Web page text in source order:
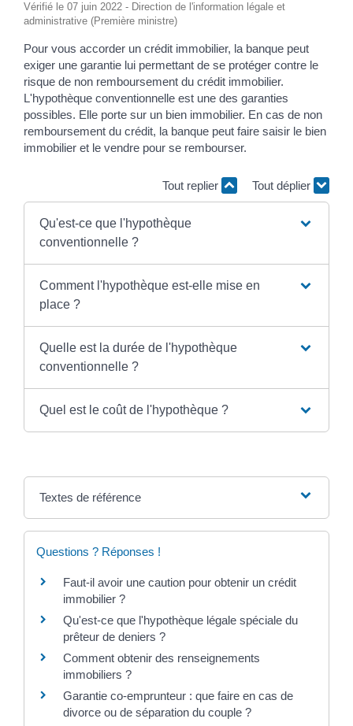
Vérifié le 07 juin 2022 - Direction de l'information légale et
administrative (Première ministre)
Pour vous accorder un crédit immobilier, la banque peut
exiger une garantie lui permettant de se protéger contre le
risque de non remboursement du crédit immobilier.
L'hypothèque conventionnelle est une des garanties
possibles. Elle porte sur un bien immobilier. En cas de non
remboursement du crédit, la banque peut faire saisir le bien
immobilier et le vendre pour se rembourser.
Tout replier Tout déplier
Qu'est-ce que l'hypothèque
conventionnelle ?
Comment l'hypothèque est-elle mise en
place ?
Quelle est la durée de l'hypothèque
conventionnelle ?
Quel est le coût de l'hypothèque ?
Textes de référence
Questions ? Réponses !
Faut-il avoir une caution pour obtenir un crédit
immobilier ?
Qu'est-ce que l'hypothèque légale spéciale du
prêteur de deniers ?
Comment obtenir des renseignements
immobiliers ?
Garantie co-emprunteur : que faire en cas de
divorce ou de séparation du couple ?